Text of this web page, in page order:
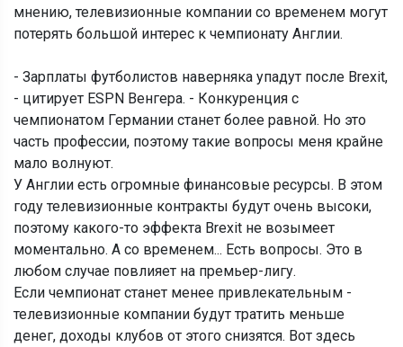
мнению, телевизионные компании со временем могут
потерять большой интерес к чемпионату Англии.
- Зарплаты футболистов наверняка упадут после Brexit,
- цитирует ESPN Венгера. - Конкуренция с
чемпионатом Германии станет более равной. Но это
часть профессии, поэтому такие вопросы меня крайне
мало волнуют.
У Англии есть огромные финансовые ресурсы. В этом
году телевизионные контракты будут очень высоки,
поэтому какого-то эффекта Brexit не возымеет
моментально. А со временем... Есть вопросы. Это в
любом случае повлияет на премьер-лигу.
Если чемпионат станет менее привлекательным -
телевизионные компании будут тратить меньше
денег, доходы клубов от этого снизятся. Вот здесь